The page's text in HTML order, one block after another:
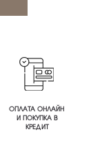
ОПЛАТА ОНЛАЙН
И ПОКУПКА В
КРЕДИТ